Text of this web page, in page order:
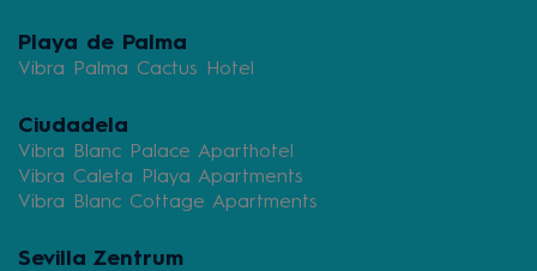
Playa de Palma
Vibra Palma Cactus Hotel
Ciudadela
Vibra Blanc Palace Aparthotel
Vibra Caleta Playa Apartments
Vibra Blanc Cottage Apartments
Sevilla Zentrum